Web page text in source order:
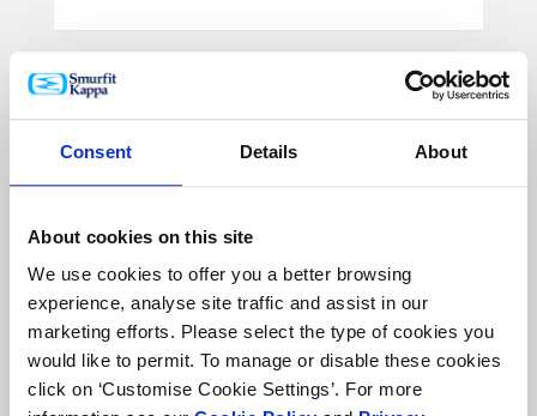
Consent Details About
About cookies on this site
We use cookies to offer you a better browsing
experience, analyse site traffic and assist in our
marketing efforts. Please select the type of cookies you
would like to permit. To manage or disable these cookies
click on ‘Customise Cookie Settings’. For more